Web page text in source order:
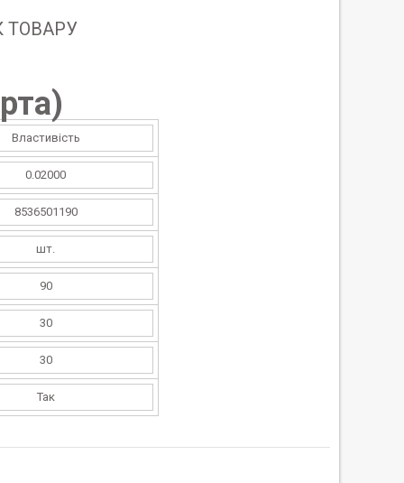
ТОВАРУ
)
Властивість
0.02000
8536501190
шт.
90
30
30
Так